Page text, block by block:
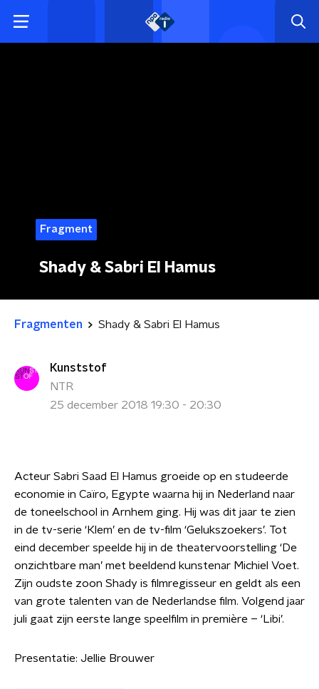
Fragment
Shady & Sabri El Hamus
Fragmenten Shady & Sabri El Hamus
Kunststof
NTR
25 december 2018 19:30 - 20:30
Acteur Sabri Saad El Hamus groeide op en studeerde
economie in Caïro, Egypte waarna hij in Nederland naar
de toneelschool in Arnhem ging. Hij was dit jaar te zien
in de tv-serie ‘Klem’ en de tv-film ‘Gelukszoekers’. Tot
eind december speelde hij in de theatervoorstelling ‘De
onzichtbare man’ met beeldend kunstenar Michiel Voet.
Zijn oudste zoon Shady is filmregisseur en geldt als een
van grote talenten van de Nederlandse film. Volgend jaar
juli gaat zijn eerste lange speelfilm in première – ‘Libi’.
Presentatie: Jellie Brouwer